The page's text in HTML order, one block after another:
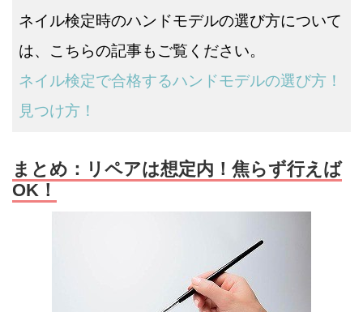
ネイル検定時のハンドモデルの選び方について
は、こちらの記事もご覧ください。
ネイル検定で合格するハンドモデルの選び方！
見つけ方！
まとめ：リペアは想定内！焦らず行えば
OK！